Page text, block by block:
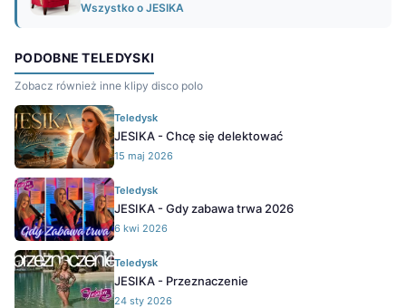
Wszystko o JESIKA
PODOBNE TELEDYSKI
Zobacz również inne klipy disco polo
Teledysk
JESIKA - Chcę się delektować
15 maj 2026
Teledysk
JESIKA - Gdy zabawa trwa 2026
6 kwi 2026
Teledysk
JESIKA - Przeznaczenie
24 sty 2026